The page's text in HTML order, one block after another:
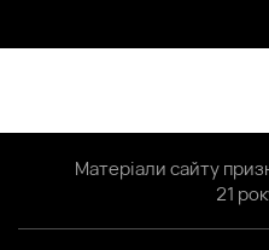
Матеріали сайту
21